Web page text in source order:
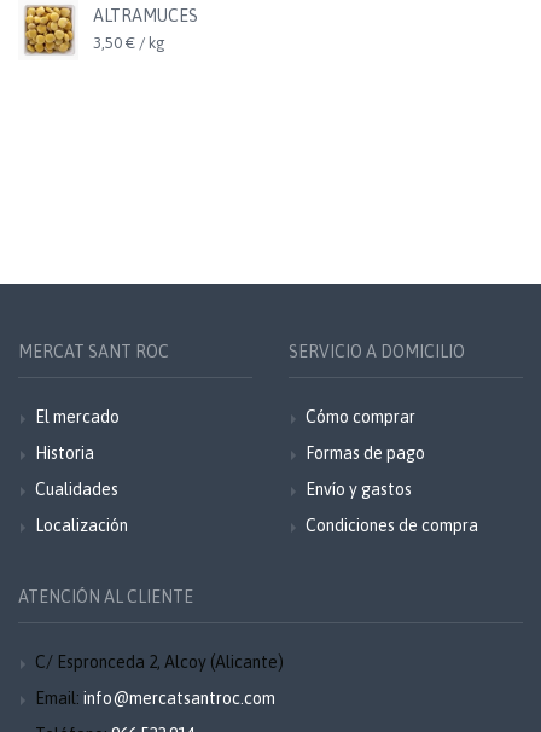
ALTRAMUCES
3,50 € / kg
MERCAT SANT ROC
El mercado
Historia
Cualidades
Localización
SERVICIO A DOMICILIO
Cómo comprar
Formas de pago
Envío y gastos
Condiciones de compra
ATENCIÓN AL CLIENTE
C/ Espronceda 2, Alcoy (Alicante)
Email: info@mercatsantroc.com